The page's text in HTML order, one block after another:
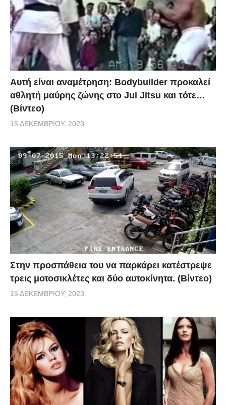
Αυτή είναι αναμέτρηση: Bodybuilder προκαλεί
αθλητή μαύρης ζώνης στο Jui Jitsu και τότε…
(Βίντεο)
15 ΔΕΚΕΜΒΡΊΟΥ, 2023
Στην προσπάθεια του να παρκάρει κατέστρεψε
τρεις μοτοσικλέτες και δύο αυτοκίνητα. (Βίντεο)
15 ΔΕΚΕΜΒΡΊΟΥ, 2023